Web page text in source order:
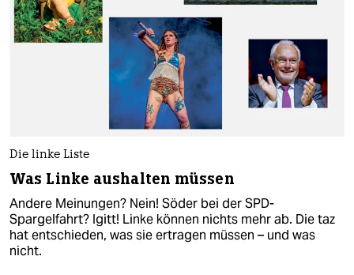
Die linke Liste
Was Linke aushalten müssen
Andere Meinungen? Nein! Söder bei der SPD-
Spargelfahrt? Igitt! Linke können nichts mehr ab. Die taz
hat entschieden, was sie ertragen müssen – und was
nicht.